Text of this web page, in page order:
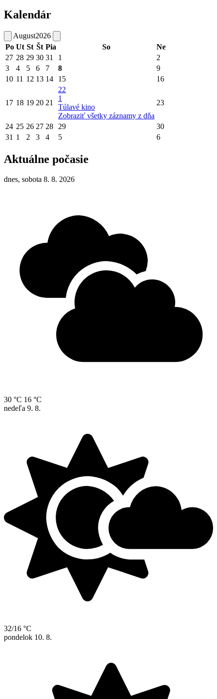
Kalendár
August2026
Po Ut St Št Pia So
Ne
27 28 29 30 31 1
2
3
4 5 6 7 8
9
10 11 12 13 14 15 16
17 18 19 20 21
22
1
Túlavé kino
Zobraziť všetky záznamy z dňa
23
24 25 26 27 28 29
30
31 1 2 3 4 5 6
Aktuálne počasie
dnes, sobota 8. 8. 2026
30 °C 16 °C
nedeľa 9. 8.
32/16 °C
pondelok 10. 8.